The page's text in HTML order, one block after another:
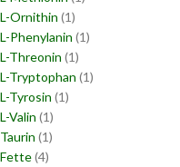
L-Ornithin (1)
L-Phenylanin (1)
L-Threonin (1)
L-Tryptophan (1)
L-Tyrosin (1)
L-Valin (1)
Taurin (1)
Fette(4)